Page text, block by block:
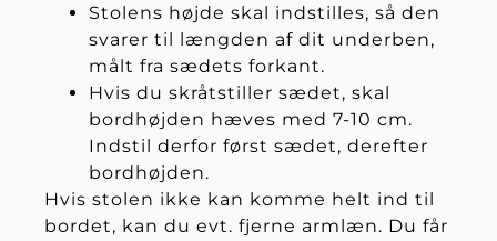
Stolens højde skal indstilles, så den
svarer til længden af dit underben,
målt fra sædets forkant.
Hvis du skråtstiller sædet, skal
bordhøjden hæves med 7-10 cm.
Indstil derfor først sædet, derefter
bordhøjden.
Hvis stolen ikke kan komme helt ind til
bordet, kan du evt. fjerne armlæn. Du får